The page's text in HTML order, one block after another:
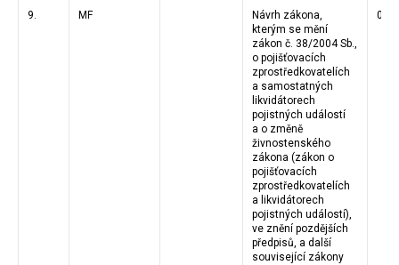
9.
MF
Návrh zákona,
kterým se mění
zákon č. 38/2004 Sb.,
o pojišťovacích
zprostředkovatelích
a samostatných
likvidátorech
pojistných událostí
a o změně
živnostenského
zákona (zákon o
pojišťovacích
zprostředkovatelích
a likvidátorech
pojistných událostí),
ve znění pozdějších
předpisů, a další
související zákony